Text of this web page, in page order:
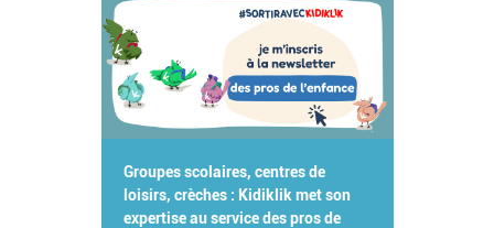
Groupes scolaires, centres de
loisirs, crèches : Kidiklik met son
expertise au service des pros de